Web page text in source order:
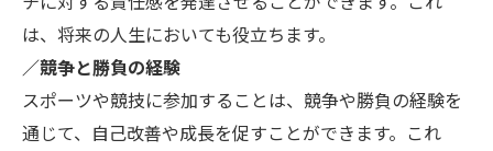
は、将来の人生においても役立ちます。
／競争と勝負の経験
スポーツや競技に参加することは、競争や勝負の経験を
通じて、自己改善や成長を促すことができます。これ